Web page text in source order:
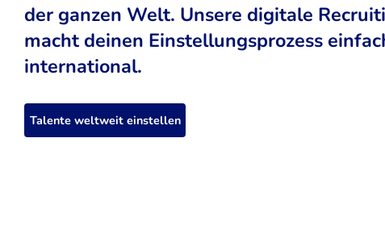
der ganzen Welt. Unsere digitale
macht deinen Einstellungsprozess
international.
Talente weltweit einstellen